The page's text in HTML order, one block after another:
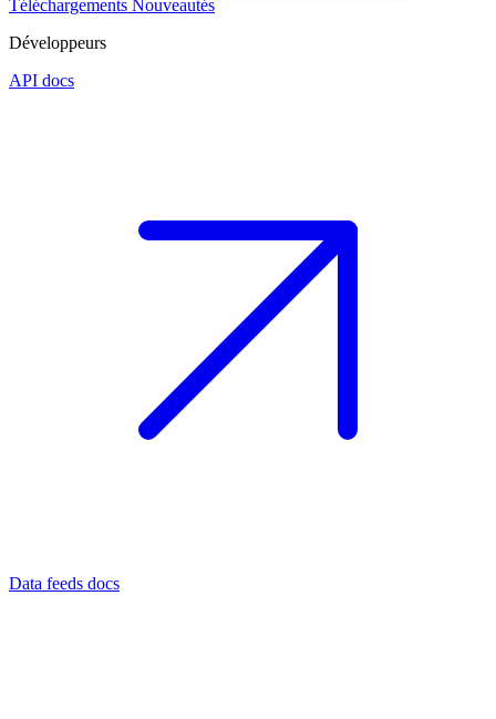
Téléchargements Nouveautés
Développeurs
API docs
Data feeds docs